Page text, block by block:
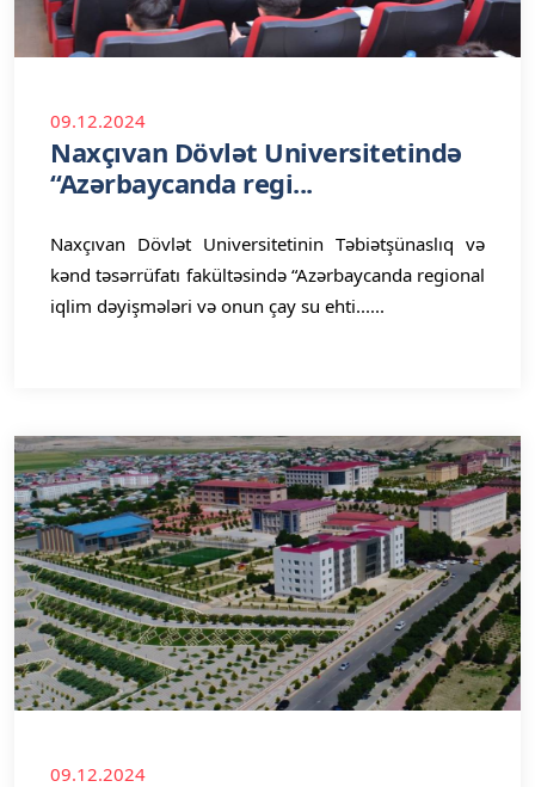
09.12.2024
Naxçıvan Dövlət Universitetində
“Azərbaycanda regi...
Naxçıvan Dövlət Universitetinin Təbiətşünaslıq və
kənd təsərrüfatı fakültəsində “Azərbaycanda regional
iqlim dəyişmələri və onun çay su ehti......
09.12.2024